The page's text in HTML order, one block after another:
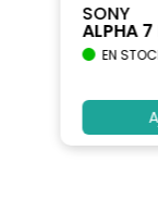
SONY
ALPHA 7
EN